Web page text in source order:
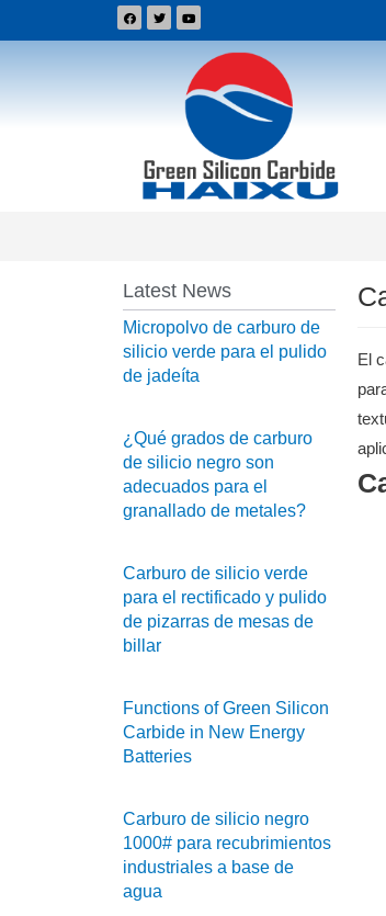
Latest News
Micropolvo de carburo de
silicio verde para el pulido
de jadeíta
¿Qué grados de carburo
de silicio negro son
adecuados para el
granallado de metales?
Carburo de silicio verde
para el rectificado y pulido
de pizarras de mesas de
billar
Functions of Green Silicon
Carbide in New Energy
Batteries
Carburo de silicio negro
1000# para recubrimientos
industriales a base de
agua
El